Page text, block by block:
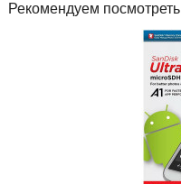
Рекомендуем посмотреть